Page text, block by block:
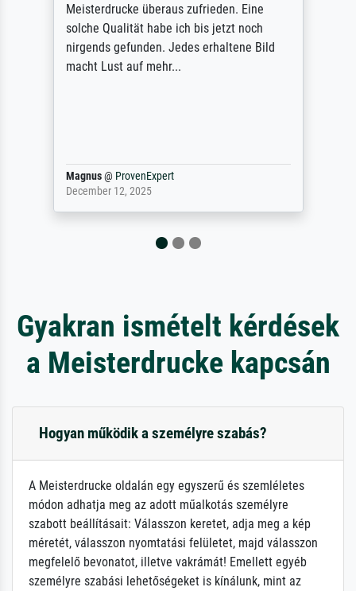
des Auftrags hat eine Weile gedauert, die
angekündigte Lieferzeit wurde aber
letztlich sogar etwas unterschritten. Die
Qualität des Papiers und des Drucks
Dr.@ProvenExpert
February 3, 2026
Gyakran ismételt kérdések
a Meisterdrucke kapcsán
Hogyan működik a személyre szabás?
A Meisterdrucke oldalán egy egyszerű és szemléletes
módon adhatja meg az adott műalkotás személyre
szabott beállításait: Válasszon keretet, adja meg a kép
méretét, válasszon nyomtatási felületet, majd válasszon
megfelelő bevonatot, illetve vakrámát! Emellett egyéb
személyre szabási lehetőségeket is kínálunk, mint az